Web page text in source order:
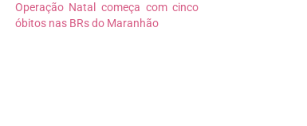
Operação Natal começa com cinco
óbitos nas BRs do Maranhão